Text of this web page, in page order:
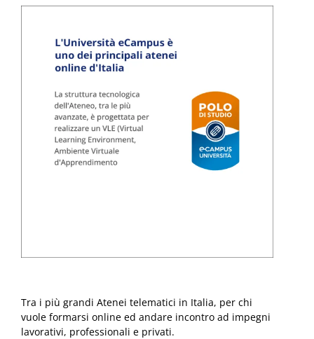
Tra i più grandi Atenei telematici in Italia, per chi
vuole formarsi online ed andare incontro ad impegni
lavorativi, professionali e privati.